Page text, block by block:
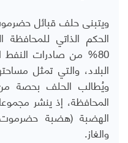
الحكم الذاتي
80% من صادرات
البلاد، والتي تمثل
ويُطالب الحلف بحصة من
المحافظة، إذ ينشر
الهضبة (هضبة
والغاز.